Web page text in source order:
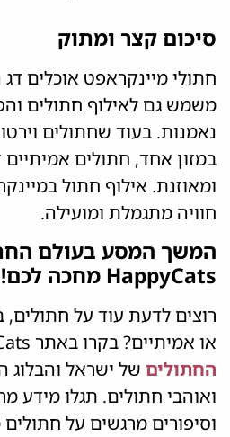
סיכום קצר ומתוק
חתולי מיינקראפט אוכלים
משמש גם לאילוף חתולים
נאמנות. בעוד שחתולים
במזון אחד, חתולים אמיתיים
ומאוזנת. אילוף חתול
חוויה מתגמלת ומועילה.
המשך המסע בעולם
HappyCats מחכה לכם!
רוצים לדעת עוד על חתולים,
או אמיתיים? בקרו באתר HappyCats,
החתולים של ישראל והבלוג
ואוהבי חתולים. תגלו מידע
וסיפורים מרגשים על חתולים